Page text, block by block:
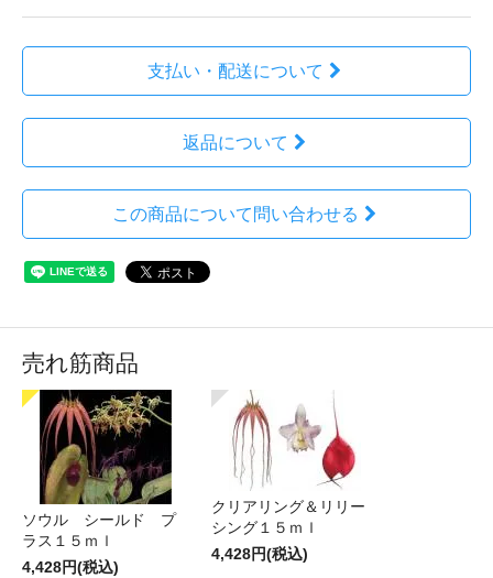
支払い・配送について
返品について
この商品について問い合わせる
売れ筋商品
ソウル シールド プ
ラス１５ｍｌ
4,428円(税込)
クリアリング＆リリー
シング１５ｍｌ
4,428円(税込)